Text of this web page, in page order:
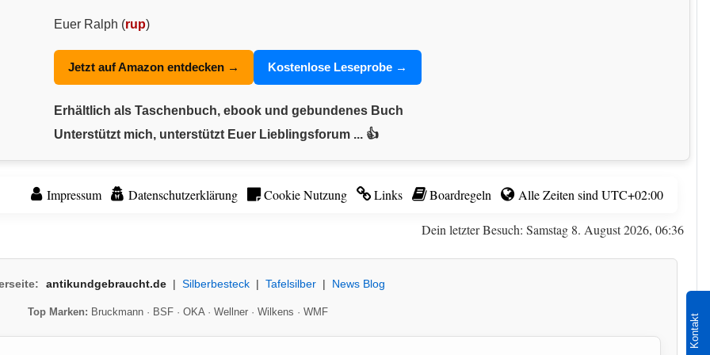
Kontakt
Euer Ralph (rup)
Jetzt auf Amazon entdecken → Kostenlose Leseprobe →
Erhältlich als Taschenbuch, ebook und gebundenes Buch
Unterstützt mich, unterstützt Euer Lieblingsforum ... 👍
Impressum Datenschutzerklärung Cookie Nutzung Links Boardregeln Alle Zeiten sind UTC+02:00
Dein letzter Besuch: Samstag 8. August 2026, 06:36
antikundgebraucht.de | Silberbesteck | Tafelsilber | News Blog
Top Marken: Bruckmann· BSF· OKA· Wellner· Wilkens · WMF